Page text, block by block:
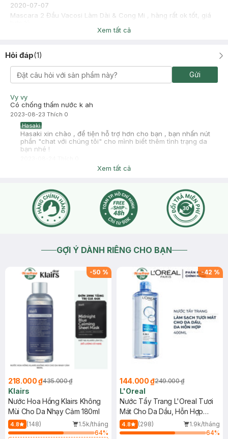
2020-07-07
Mascara 2 Đầu Vacosi Làm Dài & Cong Mi , hàng rất ok tốt, giá
Xem tất cả
Hỏi đáp(1)
Gửi
Vy vy
Có chống thấm nước k ah
2023-08-23 Thích 0
Hasaki
Hasaki xin chào , để tiện hỗ trợ hơn cho bạn , bạn nhấn nút
phần "chat với chúng tôi" cho mình biết thêm tình trạng da
bạn nhé !
Xem tất cả
GỢI Ý DÀNH RIÊNG CHO BẠN
-50 %
218.000 ₫435.000 ₫
Klairs
Nước Hoa Hồng Klairs Không
Mùi Cho Da Nhạy Cảm 180ml
4.8 (148)
1.5k/tháng
64%
-42 %
144.000 ₫249.000 ₫
L'Oreal
Nước Tẩy Trang L'Oreal Tươi
Mát Cho Da Dầu, Hỗn Hợp
400ml
4.8 (298)
1.9k/tháng
64%